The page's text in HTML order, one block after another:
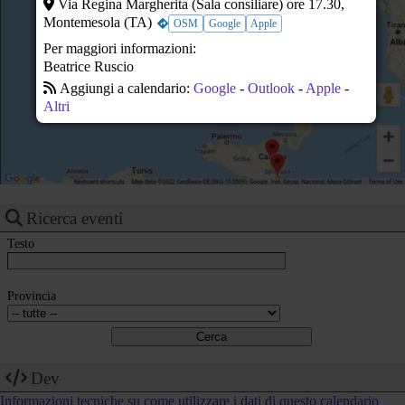
23
Ricerca eventi
Testo
Provincia
Dev
Informazioni tecniche su come utilizzare i dati di questo calendario
Via Regina Margherita (Sala consiliare) ore 17.30,
Montemesola (TA)
OSM Google Apple
Per maggiori informazioni:
Beatrice Ruscio
Aggiungi a calendario: Google- Outlook- Apple-
Altri